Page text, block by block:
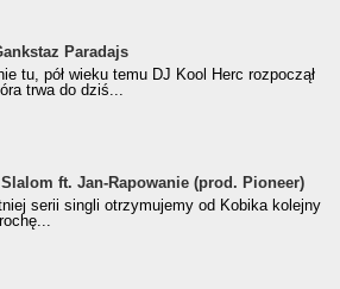
nagrodą za
Album Roku
Paradajs
tu, pół wieku temu DJ Kool Herc rozpoczął
trwa do dziś...
Rapowanie (prod. Pioneer)
ft. Jan-Rapowanie (prod. Pioneer)
serii singli otrzymujemy od Kobika kolejny